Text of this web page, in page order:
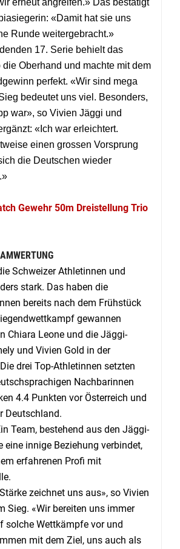
«Damit hat sie uns
Runde weitergebracht.»
17. Serie behielt das
die Oberhand und machte mit dem
perfekt. «Wir sind mega
bedeutet uns viel. Besonders,
war», so Vivien Jäggi und
«Ich war erleichtert.
einen grossen Vorsprung
die Deutschen wieder
Gewehr 50m Dreistellung Trio
Schweizer Athletinnen und
stark. Das haben die
bereits nach dem Frühstück
gewannen
Chiara Leone und die Jäggi-
und Vivien Gold in der
drei Top-Athletinnen setzten
Nachbarinnen
4.4 Punkten vor Österreich und
Deutschland.
Team, bestehend aus den Jäggi-
eine innige Beziehung verbindet,
erfahrenen Profi mit
zeichnet uns aus», so Vivien
Sieg. «Wir bereiten uns immer
solche Wettkämpfe vor und
mit dem Ziel, uns auch als